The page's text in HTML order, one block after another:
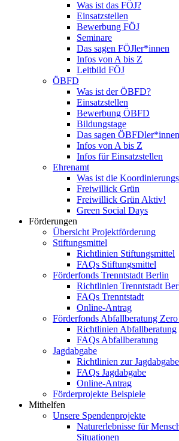
Was ist das FÖJ?
Einsatzstellen
Bewerbung FÖJ
Seminare
Das sagen FÖJler*innen
Infos von A bis Z
Leitbild FÖJ
ÖBFD
Was ist der ÖBFD?
Einsatzstellen
Bewerbung ÖBFD
Bildungstage
Das sagen ÖBFDler*innen
Infos von A bis Z
Infos für Einsatzstellen
Ehrenamt
Was ist die
Freiwillick Grün
Freiwillick Grün Aktiv!
Green Social Days
Förderungen
Übersicht Projektförderung
Stiftungsmittel
Richtlinien Stiftungsmittel
FAQs Stiftungsmittel
Förderfonds Trenntstadt Berlin
Richtlinien Trenntstadt
FAQs Trenntstadt
Online-Antrag
Förderfonds Abfallberatung Zero
Richtlinien Abfallberatung
FAQs Abfallberatung
Jagdabgabe
Richtlinien zur Jagdabgabe
FAQs Jagdabgabe
Online-Antrag
Förderprojekte Beispiele
Mithelfen
Unsere Spendenprojekte
Naturerlebnisse für
Situationen